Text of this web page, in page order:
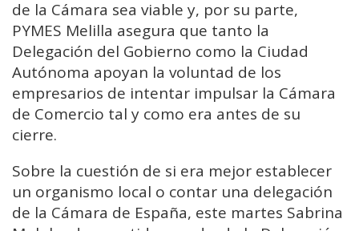
de la Cámara sea viable y, por su parte,
PYMES Melilla asegura que tanto la
Delegación del Gobierno como la Ciudad
Autónoma apoyan la voluntad de los
empresarios de intentar impulsar la Cámara
de Comercio tal y como era antes de su
cierre.
Sobre la cuestión de si era mejor establecer
un organismo local o contar una delegación
de la Cámara de España, este martes Sabrina